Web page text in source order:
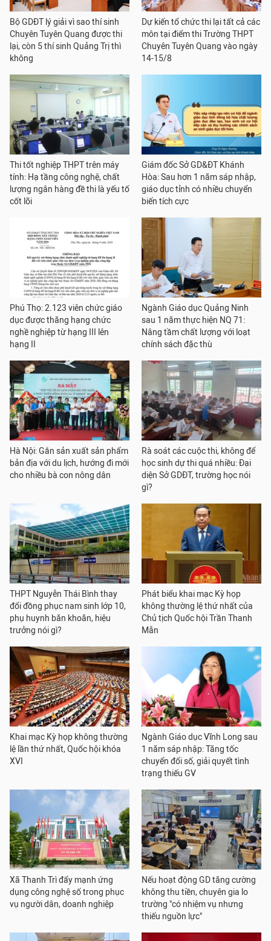
Bộ GDĐT lý giải vì sao thí sinh
Chuyên Tuyên Quang được thi
lại, còn 5 thí sinh Quảng Trị thì
không
Dự kiến tổ chức thi lại tất cả các
môn tại điểm thi Trường THPT
Chuyên Tuyên Quang vào ngày
14-15/8
Thi tốt nghiệp THPT trên máy
tính: Hạ tầng công nghệ, chất
lượng ngân hàng đề thi là yếu tố
cốt lõi
Giám đốc Sở GD&ĐT Khánh
Hòa: Sau hơn 1 năm sáp nhập,
giáo dục tỉnh có nhiều chuyển
biến tích cực
Phú Thọ: 2.123 viên chức giáo
dục được thăng hạng chức
nghề nghiệp từ hạng III lên
hạng II
Ngành Giáo dục Quảng Ninh
sau 1 năm thực hiện NQ 71:
Nâng tầm chất lượng với loạt
chính sách đặc thù
Hà Nội: Gắn sản xuất sản phẩm
bản địa với du lịch, hướng đi mới
cho nhiều bà con nông dân
Rà soát các cuộc thi, không để
học sinh dự thi quá nhiều: Đại
diện Sở GDĐT, trường học nói
gì?
THPT Nguyễn Thái Bình thay
đổi đồng phục nam sinh lớp 10,
phụ huynh băn khoăn, hiệu
trưởng nói gì?
Phát biểu khai mạc Kỳ họp
không thường lệ thứ nhất của
Chủ tịch Quốc hội Trần Thanh
Mẫn
Khai mạc Kỳ họp không thường
lệ lần thứ nhất, Quốc hội khóa
XVI
Ngành Giáo dục Vĩnh Long sau
1 năm sáp nhập: Tăng tốc
chuyển đổi số, giải quyết tình
trạng thiếu GV
Xã Thanh Trì đẩy mạnh ứng
dụng công nghệ số trong phục
vụ người dân, doanh nghiệp
Nếu hoạt động GD tăng cường
không thu tiền, chuyên gia lo
trường "có nhiệm vụ nhưng
thiếu nguồn lực"